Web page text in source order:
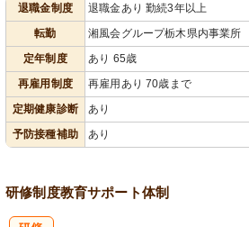
退職金制度
退職金あり 勤続3年以上
転勤
湘風会グループ栃木県内事業所
定年制度
あり 65歳
再雇用制度
再雇用あり 70歳まで
定期健康診断
あり
予防接種補助
あり
研修制度教育サポート体制